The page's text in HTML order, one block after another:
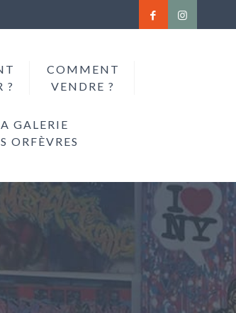
?
COMMENT
VENDRE ?
GALERIE
ORFÈVRES